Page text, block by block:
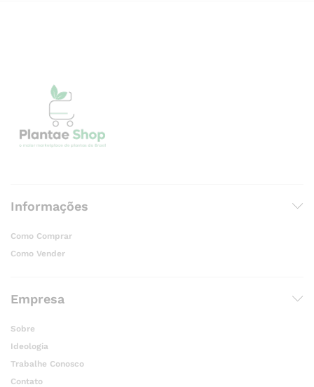
Informações
Como Comprar
Como Vender
Empresa
Sobre
Ideologia
Trabalhe Conosco
Contato